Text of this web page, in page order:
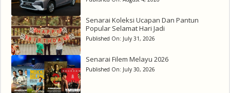
Senarai Koleksi Ucapan Dan Pantun
Popular Selamat Hari Jadi
Published On: July 31, 2026
Senarai Filem Melayu 2026
Published On: July 30, 2026